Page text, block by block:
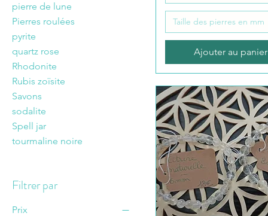
pierre de lune
Pierres roulées
pyrite
quartz rose
Rhodonite
Rubis zoïsite
Savons
sodalite
Spell jar
tourmaline noire
Filtrer par
Prix
Taille des pierres en mm
Ajouter au panier